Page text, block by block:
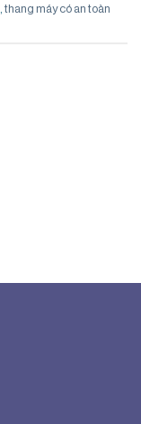
thang máy có an toàn